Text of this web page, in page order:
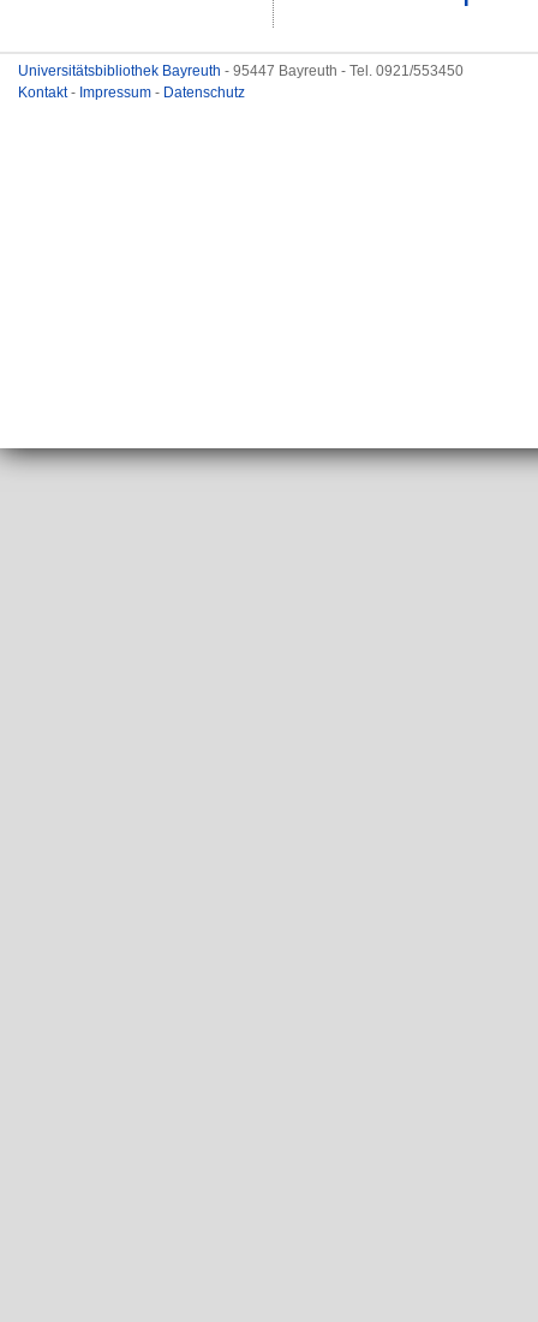
Universitätsbibliothek Bayreuth - 95447 Bayreuth - Tel. 0921/553450
Kontakt- Impressum - Datenschutz